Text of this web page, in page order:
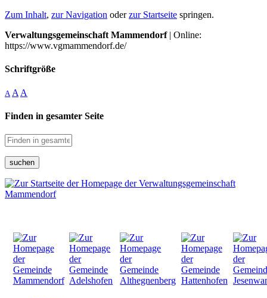
Zum Inhalt, zur Navigation oderzur Startseite springen.
Verwaltungsgemeinschaft Mammendorf| Online:
https://www.vgmammendorf.de/
Schriftgröße
A A A
Finden in gesamter Seite
suchen